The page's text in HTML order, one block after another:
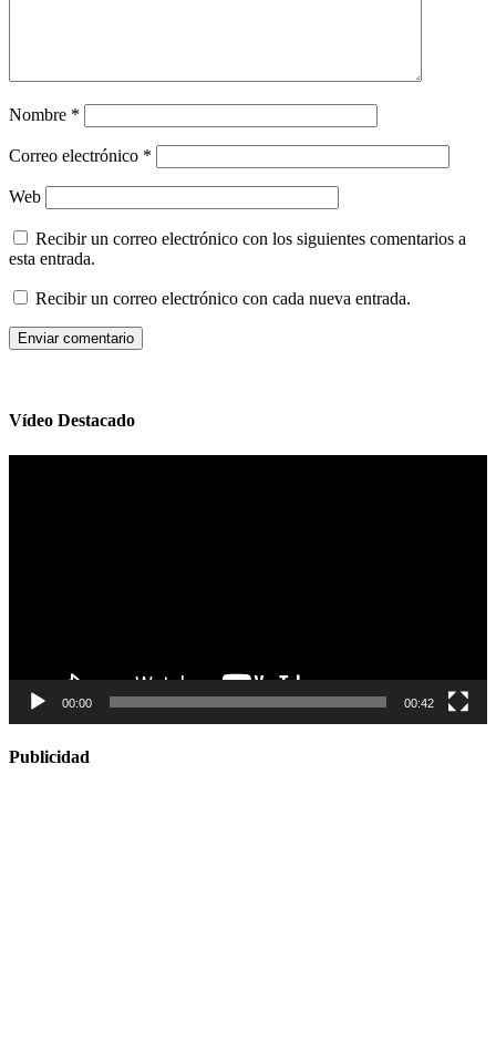
Nombre *
Correo electrónico *
Web
Recibir un correo electrónico con los siguientes comentarios a
esta entrada.
Recibir un correo electrónico con cada nueva entrada.
Vídeo Destacado
00:00 00:42
Publicidad